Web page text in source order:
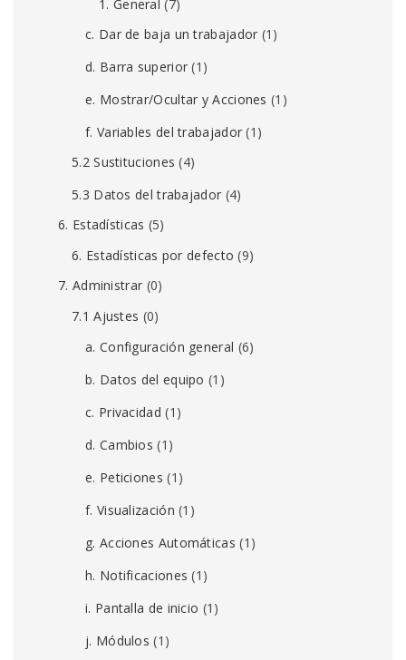
1. General (7)
c. Dar de baja un trabajador (1)
d. Barra superior (1)
e. Mostrar/Ocultar y Acciones (1)
f. Variables del trabajador (1)
5.2 Sustituciones (4)
5.3 Datos del trabajador (4)
6. Estadísticas (5)
6. Estadísticas por defecto (9)
7. Administrar (0)
7.1 Ajustes (0)
a. Configuración general (6)
b. Datos del equipo (1)
c. Privacidad (1)
d. Cambios (1)
e. Peticiones (1)
f. Visualización (1)
g. Acciones Automáticas (1)
h. Notificaciones (1)
i. Pantalla de inicio (1)
j. Módulos (1)